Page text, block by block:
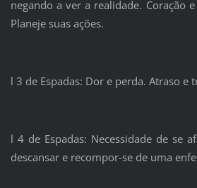
negando a ver a realidade. Coração
Planeje suas ações.
l 3 de Espadas: Dor e perda. Atraso e
l 4 de Espadas: Necessidade de se
descansar e recompor-se de uma